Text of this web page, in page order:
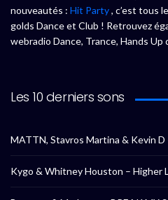
nouveautés : Hit Party, c’est tous
golds Dance et Club ! Retrouvez
webradio Dance, Trance, Hands Up
Les 10 derniers sons
MATTN, Stavros Martina & Kevin D
Kygo & Whitney Houston – Higher